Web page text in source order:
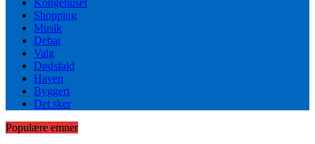
Shopping
Musik
Debat
Valg
Dødsfald
Haven
Byggeri
Det sker
Populære emner